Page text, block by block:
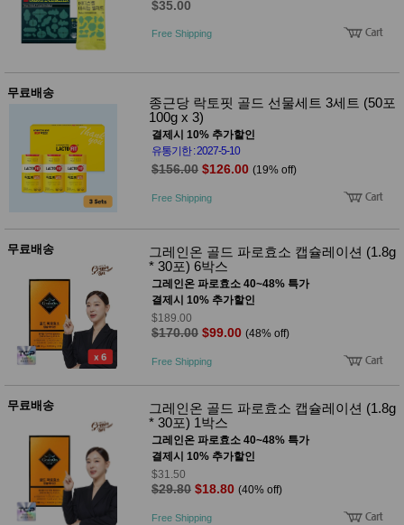
주방소
품
즉석가
면류
스/가루
품
농산품
놀이방
드(칠
조형물
DIY
유아 이
유식
아기띠/
외출용
건강/미
용/식기
성장발
달교육
용품
어른내
의
유/아동
$35.00
Free Shipping
무료배송
종근당 락토핏 골드 선물세트 3세트 (50포
100g x 3)
결제시 10% 추가할인
유통기한 : 2027-5-10
$156.00 $126.00 (19% off)
Free Shipping
무료배송
그레인온 골드 파로효소 캡슐레이션 (1.8g
* 30포) 6박스
그레인온 파로효소 40~48% 특가
결제시 10% 추가할인
$189.00
$170.00 $99.00 (48% off)
Free Shipping
무료배송
그레인온 골드 파로효소 캡슐레이션 (1.8g
* 30포) 1박스
그레인온 파로효소 40~48% 특가
결제시 10% 추가할인
$31.50
$29.80 $18.80 (40% off)
Free Shipping